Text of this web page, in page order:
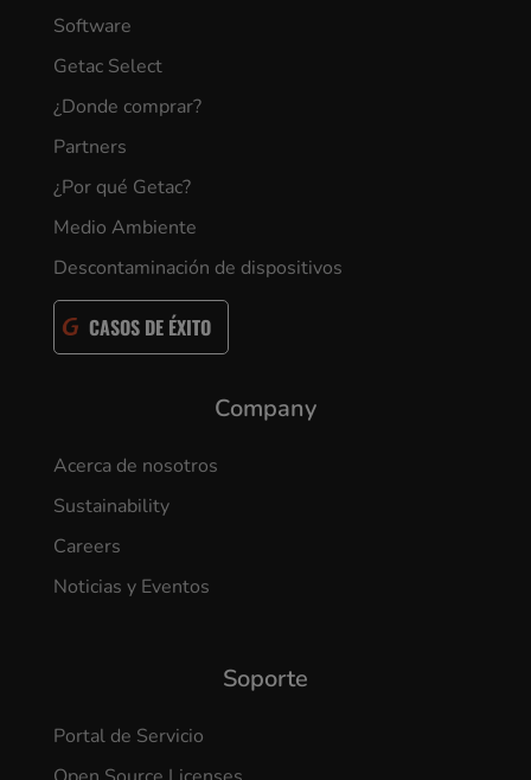
Software
Getac Select
¿Donde comprar?
Partners
¿Por qué Getac?
Medio Ambiente
Descontaminación de dispositivos
CASOS DE ÉXITO
Company
Acerca de nosotros
Sustainability
Careers
Noticias y Eventos
Soporte
Portal de Servicio